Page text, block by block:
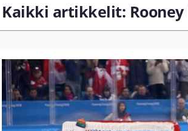
Kaikki artikkelit: Rooney